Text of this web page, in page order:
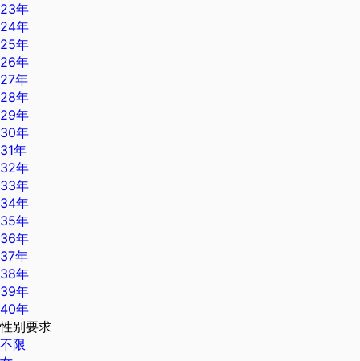
23年
24年
25年
26年
27年
28年
29年
30年
31年
32年
33年
34年
35年
36年
37年
38年
39年
40年
性别要求
不限